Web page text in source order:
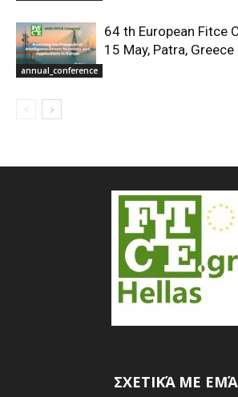
annual_conference
64 th European Fitce
15 May, Patra, Greece
ΣΧΕΤΙΚΆ ΜΕ